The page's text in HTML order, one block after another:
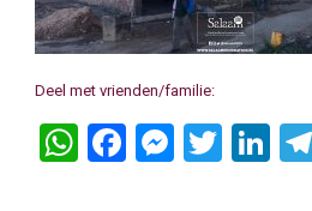
Deel met vrienden/familie:
WhatsApp
Facebook